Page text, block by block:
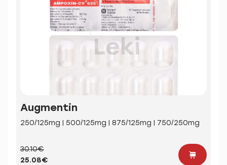
Augmentin
250/125mg | 500/125mg | 875/125mg | 750/250mg
30.10€
25.08€